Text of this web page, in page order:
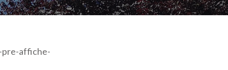
pre-affiche-